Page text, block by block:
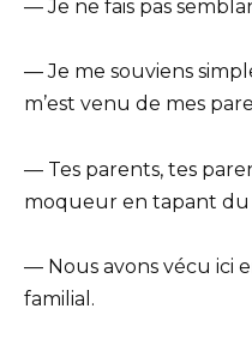
— Je ne fais pas
— Je me souviens
m’est venu de mes
— Tes parents, tes
moqueur en tapant
— Nous avons vécu ici
familial.